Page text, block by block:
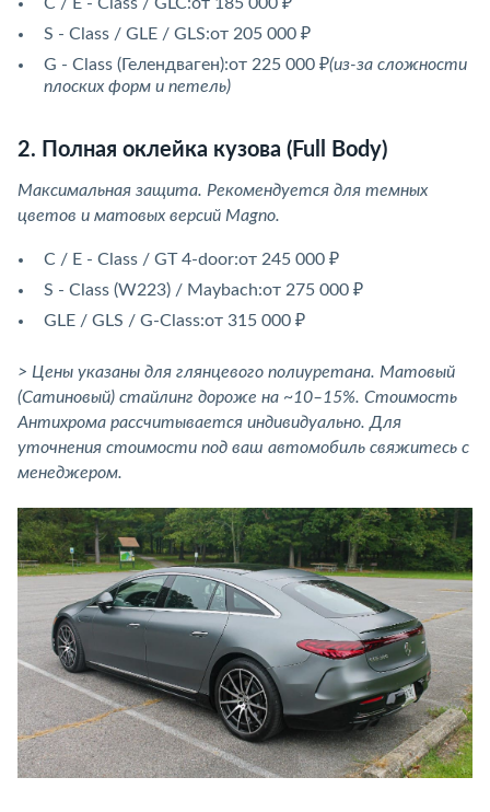
C / E - Class / GLC:от 185 000 ₽
S - Class / GLE / GLS:от 205 000 ₽
G - Class (Гелендваген):от 225 000 ₽(из-за сложности
плоских форм и петель)
2. Полная оклейка кузова (Full Body)
Максимальная защита. Рекомендуется для темных
цветов и матовых версий Magno.
C / E - Class / GT 4-door:от 245 000 ₽
S - Class (W223) / Maybach:от 275 000 ₽
GLE / GLS / G-Class:от 315 000 ₽
> Цены указаны для глянцевого полиуретана. Матовый
(Сатиновый) стайлинг дороже на ~10–15%. Стоимость
Антихрома рассчитывается индивидуально. Для
уточнения стоимости под ваш автомобиль свяжитесь с
менеджером.